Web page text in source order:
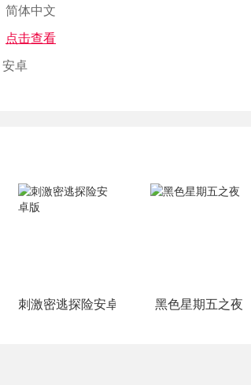
简体中文
点击查看
安卓
刺激密逃探险安卓版 黑色星期五之夜